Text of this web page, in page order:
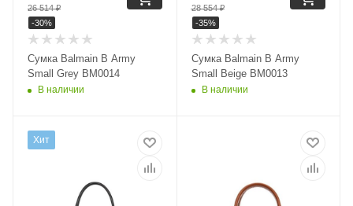
Сумка Balmain B Army
Small Grey BM0014
В наличии
26 514₽
-30%
Сумка Balmain B Army
Small Beige BM0013
В наличии
28 554₽
-35%
Хит